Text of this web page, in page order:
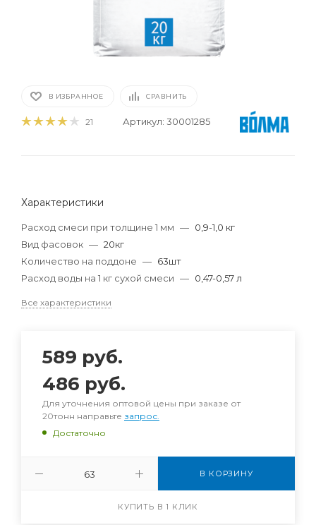
В ИЗБРАННОЕ СРАВНИТЬ
21 Артикул: 30001285
Характеристики
Расход смеси при толщине 1 мм — 0,9-1,0 кг
Вид фасовок — 20кг
Количество на поддоне — 63шт
Расход воды на 1 кг сухой смеси — 0,47-0,57 л
Все характеристики
589 руб.
486 руб.
Для уточнения оптовой цены при заказе от
20тонн направьте запрос.
Достаточно
В КОРЗИНУ
КУПИТЬ В 1 КЛИК